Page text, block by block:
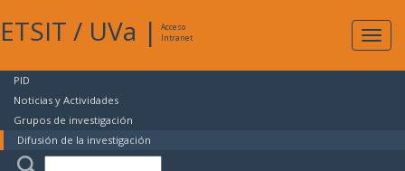
ETSIT / UVa |
Acceso
Intranet
PID
Noticias y Actividades
Grupos de investigación
Difusión de la investigación